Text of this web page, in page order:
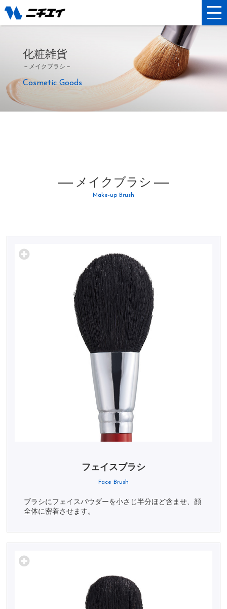
化粧雑貨
－メイクブラシ－
Cosmetic Goods
メイクブラシ
Make-up Brush
フェイスブラシ
Face Brush
ブラシにフェイスパウダーを小さじ半分ほど含ませ、顔
全体に密着させます。